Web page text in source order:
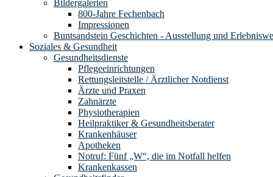
Bildergalerien
800-Jahre Fechenbach
Impressionen
Buntsandstein Geschichten - Ausstellung und
Soziales & Gesundheit
Gesundheitsdienste
Pflegeeinrichtungen
Rettungsleitstelle / Ärztlicher Notdienst
Ärzte und Praxen
Zahnärzte
Physiotherapien
Heilpraktiker & Gesundheitsberater
Krankenhäuser
Apotheken
Notruf: Fünf „W“, die im Notfall helfen
Krankenkassen